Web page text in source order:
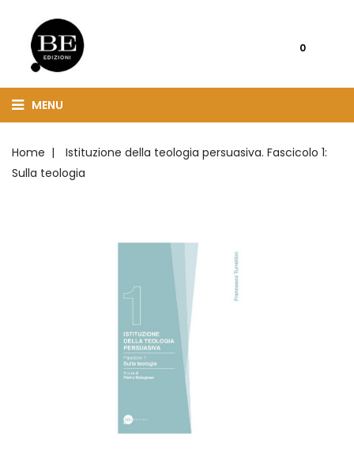
0
MENU
Home
Istituzione della teologia persuasiva. Fascicolo 1:
Sulla teologia